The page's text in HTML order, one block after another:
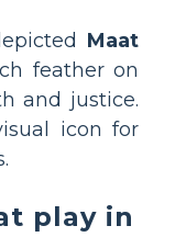
Maat
feather on
and justice.
icon for
play in